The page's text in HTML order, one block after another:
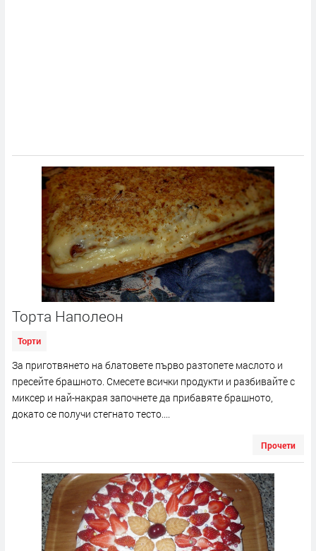
Торта Наполеон
Торти
За приготвянето на блатовете първо разтопете маслото и
пресейте брашното. Смесете всички продукти и разбивайте с
миксер и най-накрая започнете да прибавяте брашното,
докато се получи стегнато тесто....
Прочети